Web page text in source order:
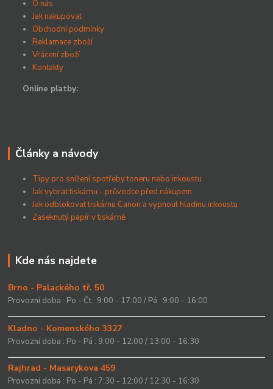
O nás
Jak nakupovat
Obchodní podmínky
Reklamace zboží
Vrácení zboží
Kontakty
Online platby:
Články a návody
Tipy pro snížení spotřeby toneru nebo inkoustu
Jak vybrat tiskárnu - průvodce před nákupem
Jak odblokovat tiskárnu Canon a vypnout hladinu inkoustu
Zaseknutý papír v tiskárně
Kde nás najdete
Brno - Palackého tř. 50
Provozní doba : Po - Čt : 9:00 - 17:00 / Pá : 9:00 - 16:00
Kladno - Komenského 3327
Provozní doba : Po - Pá : 9:00 - 12:00 / 13:00 - 16:30
Rajhrad - Masarykova 459
Provozní doba : Po - Pá : 7:30 - 12:00 / 12:30 - 16:30